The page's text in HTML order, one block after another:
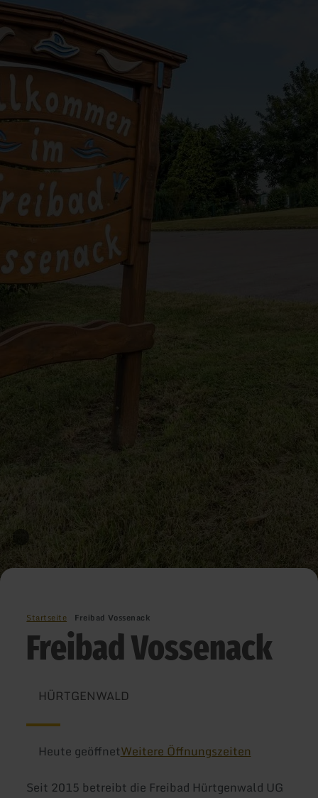
Startseite Freibad Vossenack
Freibad Vossenack
HÜRTGENWALD
Heute geöffnetWeitere Öffnungszeiten
Seit 2015 betreibt die Freibad Hürtgenwald UG